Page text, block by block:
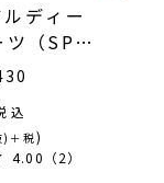
ディー
ツ（SP-
込
)＋税)
4.00（2）